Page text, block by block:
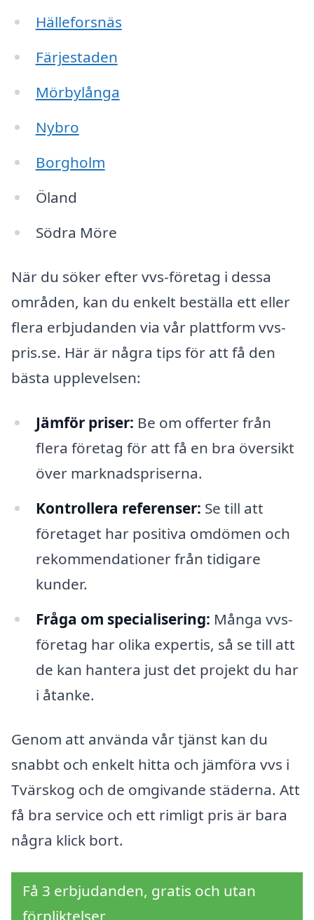
Hälleforsnäs
Färjestaden
Mörbylånga
Nybro
Borgholm
Öland
Södra Möre
När du söker efter vvs-företag i dessa
områden, kan du enkelt beställa ett eller
flera erbjudanden via vår plattform vvs-
pris.se. Här är några tips för att få den
bästa upplevelsen:
Jämför priser: Be om offerter från
flera företag för att få en bra översikt
över marknadspriserna.
Kontrollera referenser: Se till att
företaget har positiva omdömen och
rekommendationer från tidigare
kunder.
Fråga om specialisering: Många vvs-
företag har olika expertis, så se till att
de kan hantera just det projekt du har
i åtanke.
Genom att använda vår tjänst kan du
snabbt och enkelt hitta och jämföra vvs i
Tvärskog och de omgivande städerna. Att
få bra service och ett rimligt pris är bara
några klick bort.
Få 3 erbjudanden, gratis och utan
förpliktelser